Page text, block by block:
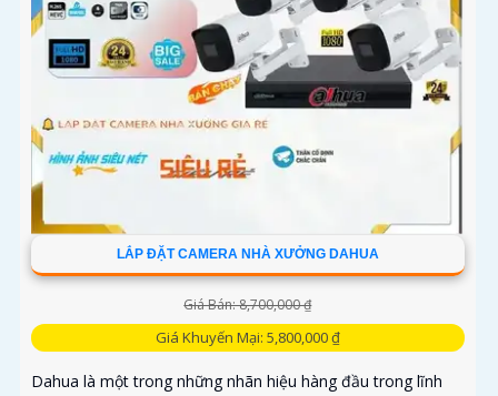
LẮP ĐẶT CAMERA NHÀ XƯỞNG DAHUA
Giá Bán: 8,700,000 ₫
Giá Khuyến Mại: 5,800,000 ₫
Dahua là một trong những nhãn hiệu hàng đầu trong lĩnh